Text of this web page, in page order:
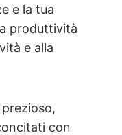
e la tua
produttività
e alla
con